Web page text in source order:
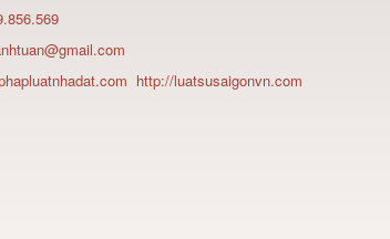
http://luatsusaigonvn.com